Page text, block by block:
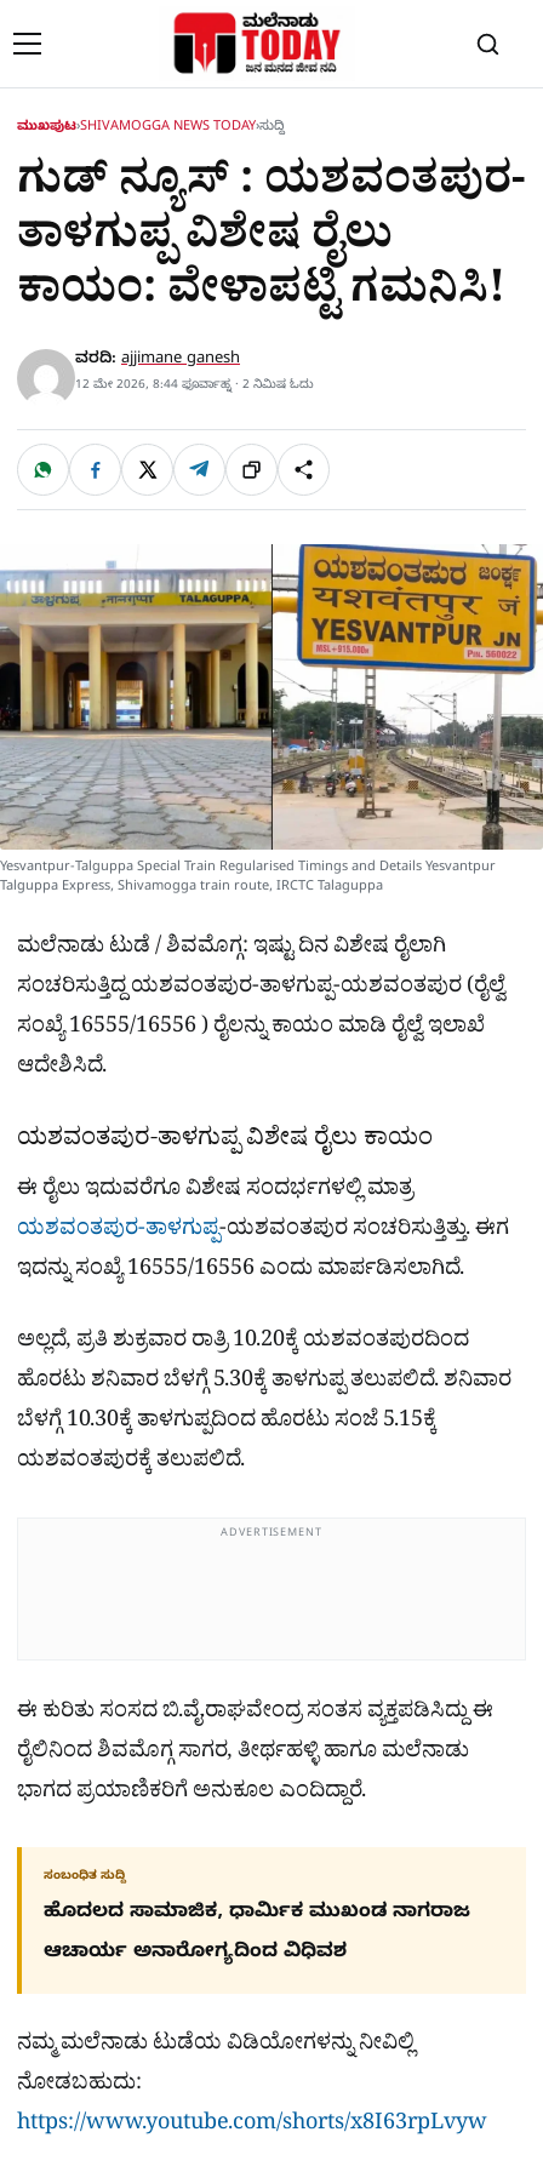
ಮುಖಪುಟ›SHIVAMOGGA NEWS TODAY›ಸುದ್ದಿ
ಗುಡ್ ನ್ಯೂಸ್ : ಯಶವಂತಪುರ-
ತಾಳಗುಪ್ಪ ವಿಶೇಷ ರೈಲು
ಕಾಯಂ: ವೇಳಾಪಟ್ಟಿ ಗಮನಿಸಿ!
ವರದಿ: ajjimane ganesh
12 ಮೇ 2026, 8:44 ಫೂರ್ವಾಹ್ನ · 2 ನಿಮಿಷ ಓದು
ಹಂಚಿಕೊಳ್ಳಿ
W
a
t
F
c
e
X T
l
e
ಲಿಂ
ಕ್
S
h
a
r
e
Yesvantpur-Talguppa Special Train Regularised Timings and Details Yesvantpur
Talguppa Express, Shivamogga train route, IRCTC Talaguppa
ಮಲೆನಾಡು ಟುಡೆ / ಶಿವಮೊಗ್ಗ: ಇಷ್ಟು ದಿನ ವಿಶೇಷ ರೈಲಾಗಿ
ಸಂಚರಿಸುತ್ತಿದ್ದ ಯಶವಂತಪುರ-ತಾಳಗುಪ್ಪ-ಯಶವಂತಪುರ (ರೈಲ್ವೆ
ಸಂಖ್ಯೆ 16555/16556 ) ರೈಲನ್ನು ಕಾಯಂ ಮಾಡಿ ರೈಲ್ವೆ ಇಲಾಖೆ
ಆದೇಶಿಸಿದೆ.
ಯಶವಂತಪುರ-ತಾಳಗುಪ್ಪ ವಿಶೇಷ ರೈಲು ಕಾಯಂ
ಈ ರೈಲು ಇದುವರೆಗೂ ವಿಶೇಷ ಸಂದರ್ಭಗಳಲ್ಲಿ ಮಾತ್ರ
ಯಶವಂತಪುರ-ತಾಳಗುಪ್ಪ-ಯಶವಂತಪುರ ಸಂಚರಿಸುತ್ತಿತ್ತು. ಈಗ
ಇದನ್ನು ಸಂಖ್ಯೆ 16555/16556 ಎಂದು ಮಾರ್ಪಡಿಸಲಾಗಿದೆ.
ಅಲ್ಲದೆ, ಪ್ರತಿ ಶುಕ್ರವಾರ ರಾತ್ರಿ 10.20ಕ್ಕೆ ಯಶವಂತಪುರದಿಂದ
ಹೊರಟು ಶನಿವಾರ ಬೆಳಗ್ಗೆ 5.30ಕ್ಕೆ ತಾಳಗುಪ್ಪ ತಲುಪಲಿದೆ. ಶನಿವಾರ
ಬೆಳಗ್ಗೆ 10.30ಕ್ಕೆ ತಾಳಗುಪ್ಪದಿಂದ ಹೊರಟು ಸಂಜೆ 5.15ಕ್ಕೆ
ಯಶವಂತಪುರಕ್ಕೆ ತಲುಪಲಿದೆ.
ADVERTISEMENT
ಈ ಕುರಿತು ಸಂಸದ ಬಿ.ವೈ.ರಾಘವೇಂದ್ರ ಸಂತಸ ವ್ಯಕ್ತಪಡಿಸಿದ್ದು ಈ
ರೈಲಿನಿಂದ ಶಿವಮೊಗ್ಗ ಸಾಗರ, ತೀರ್ಥಹಳ್ಳಿ ಹಾಗೂ ಮಲೆನಾಡು
ಭಾಗದ ಪ್ರಯಾಣಿಕರಿಗೆ ಅನುಕೂಲ ಎಂದಿದ್ದಾರೆ.
ಸಂಬಂಧಿತ ಸುದ್ದಿ
ಹೊದಲದ ಸಾಮಾಜಿಕ, ಧಾರ್ಮಿಕ ಮುಖಂಡ ನಾಗರಾಜ
ಆಚಾರ್ಯ ಅನಾರೋಗ್ಯದಿಂದ ವಿಧಿವಶ
ನಮ್ಮ ಮಲೆನಾಡು ಟುಡೆಯ ವಿಡಿಯೋಗಳನ್ನು ನೀವಿಲ್ಲಿ
ನೋಡಬಹುದು:
https://www.youtube.com/shorts/x8I63rpLvyw